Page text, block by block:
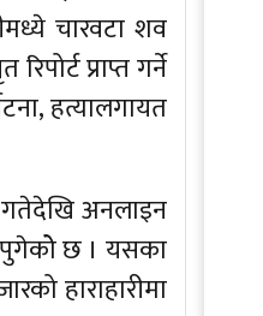
चारवटा शव
प्राप्त गर्ने
हत्यालगायत
गतेदेखि अनलाइन
पुगेकोे छ । यसका
हाराहारीमा